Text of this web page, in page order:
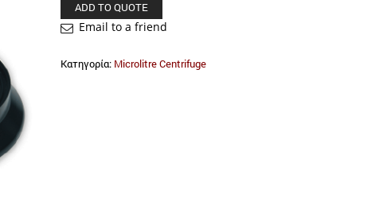
ADD TO QUOTE
Email to a friend
Κατηγορία: Microlitre Centrifuge